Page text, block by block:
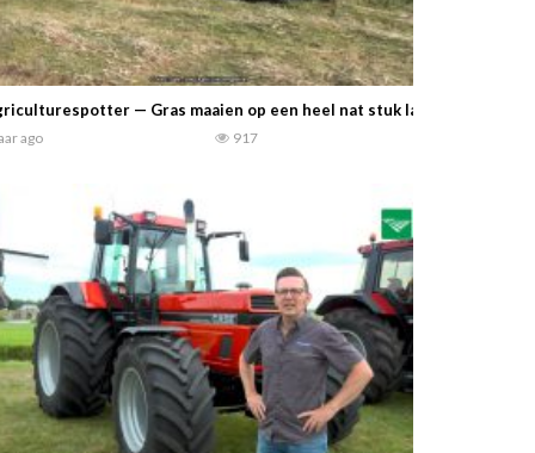
— Gras maaien op een heel nat stuk land in Elspeet
ago 917